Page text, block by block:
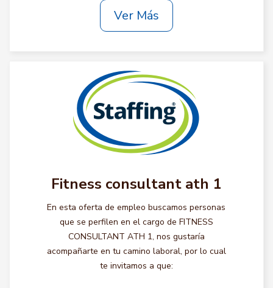
Ver Más
Fitness consultant ath 1
En esta oferta de empleo buscamos personas
que se perfilen en el cargo de FITNESS
CONSULTANT ATH 1, nos gustaría
acompañarte en tu camino laboral, por lo cual
te invitamos a que: